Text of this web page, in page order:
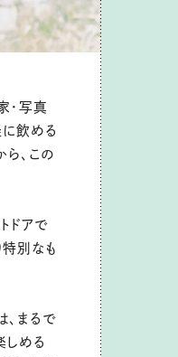
・写真
に飲める
、この
ドアで
別なも
、まるで
しめる